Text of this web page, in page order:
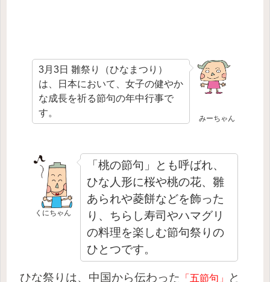
みーちゃん
3月3日 雛祭り（ひなまつり）
は、日本において、女子の健やか
な成長を祈る節句の年中行事で
す。
くにちゃん
「桃の節句」とも呼ばれ、
ひな人形に桜や桃の花、雛
あられや菱餅などを飾った
り、ちらし寿司やハマグリ
の料理を楽しむ節句祭りの
ひとつです。
ひな祭りは、中国から伝わった 「五節句」 と